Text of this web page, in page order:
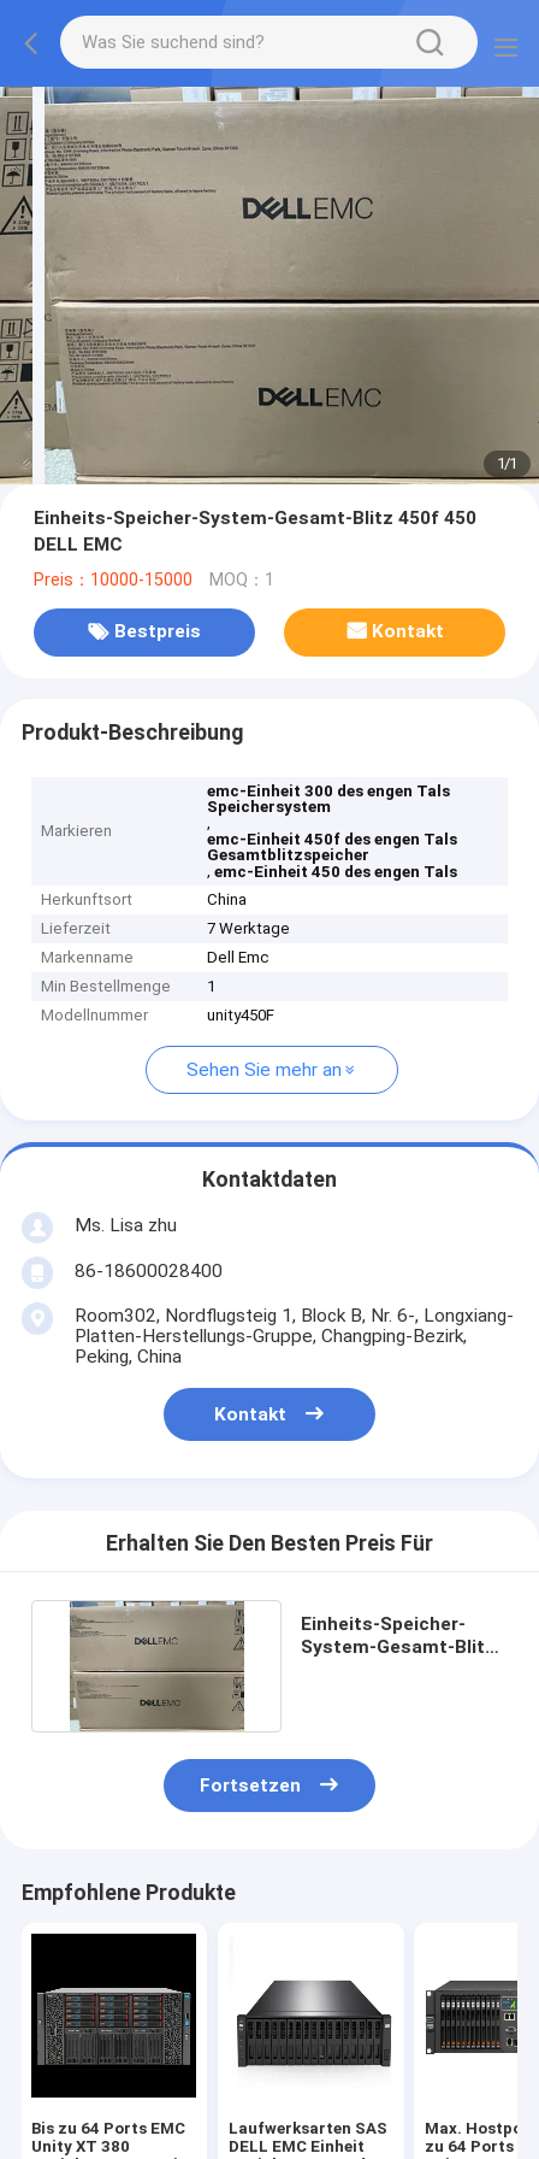
1/1
Einheits-Speicher-System-Gesamt-Blitz 450f 450
DELL EMC
Preis：10000-15000 MOQ：1
Bestpreis Kontakt
Produkt-Beschreibung
Markieren
emc-Einheit 300 des engen Tals
Speichersystem
,
emc-Einheit 450f des engen Tals
Gesamtblitzspeicher
,emc-Einheit 450 des engen Tals
Herkunftsort
China
Lieferzeit
7 Werktage
Markenname
Dell Emc
Min Bestellmenge
1
Modellnummer
unity450F
Sehen Sie mehr an
Kontaktdaten
Ms. Lisa zhu
86-18600028400
Room302, Nordflugsteig 1, Block B, Nr. 6-, Longxiang-
Platten-Herstellungs-Gruppe, Changping-Bezirk,
Peking, China
Kontakt
Erhalten Sie Den Besten Preis Für
Einheits-Speicher-
System-Gesamt-Blitz
Fortsetzen
Empfohlene Produkte
Bis zu 64 Ports EMC
Unity XT 380
Laufwerksarten SAS
DELL EMC Einheit
Max.
zu 64 Ports